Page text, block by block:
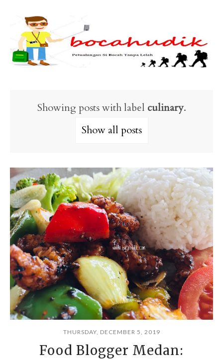
Showing posts with label culinary.
Show all posts
THURSDAY, DECEMBER 5, 2019
Food Blogger Medan: